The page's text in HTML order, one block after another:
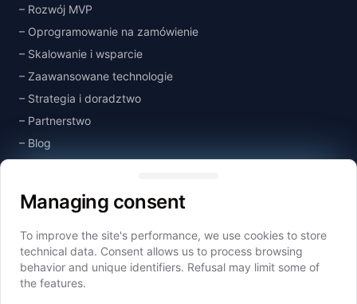
Rozwój MVP
Oprogramowanie na zamówienie
Skalowanie i wsparcie
Zaawansowane technologie
Strategia i doradztwo
Partnerstwo
Blog
Spółki Grupy
Idealogic
Idealogic Design
Managing consent
Managing consent
To improve the site's performance, we use cookies to store
technical data. Consent allows us to process browsing
behavior and unique identifiers. Refusal may limit some of
the features.